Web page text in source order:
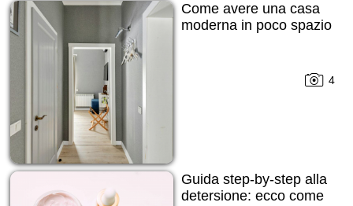
Come avere una casa
moderna in poco spazio
4
Guida step-by-step alla
detersione: ecco come